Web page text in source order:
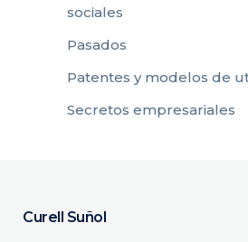
sociales
Pasados
Patentes y modelos de
Secretos empresariales
Curell Suñol